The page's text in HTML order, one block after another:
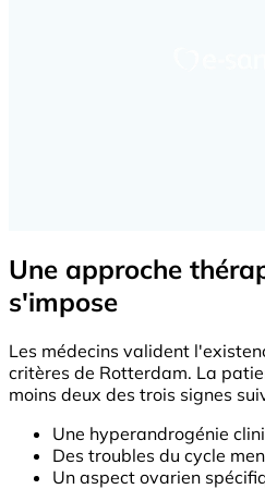
Une approche
s'impose
Les médecins valident
critères de Rotterdam. La
moins deux des trois signes
Une hyperandrogénie
Des troubles du cycle
Un aspect ovarien